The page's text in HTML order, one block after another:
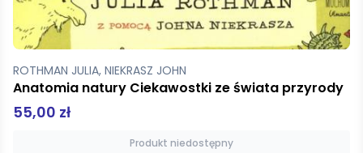
Grochal Dorota i Dariusz
76,00 zł
Produkt niedostępny